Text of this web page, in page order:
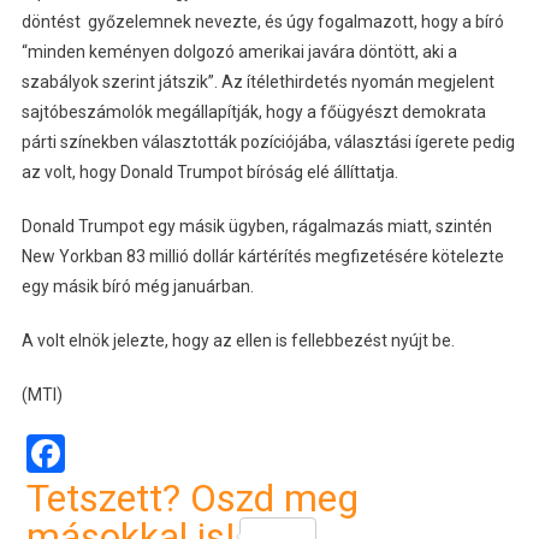
döntést győzelemnek nevezte, és úgy fogalmazott, hogy a bíró
“minden keményen dolgozó amerikai javára döntött, aki a
szabályok szerint játszik”. Az ítélethirdetés nyomán megjelent
sajtóbeszámolók megállapítják, hogy a főügyészt demokrata
párti színekben választották pozíciójába, választási ígerete pedig
az volt, hogy Donald Trumpot bíróság elé állíttatja.
Donald Trumpot egy másik ügyben, rágalmazás miatt, szintén
New Yorkban 83 millió dollár kártérítés megfizetésére kötelezte
egy másik bíró még januárban.
A volt elnök jelezte, hogy az ellen is fellebbezést nyújt be.
(MTI)
Facebook
Tetszett? Oszd meg